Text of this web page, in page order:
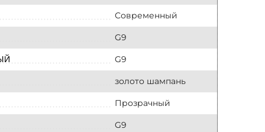
Современный
G9
G9
золото шампань
Прозрачный
G9